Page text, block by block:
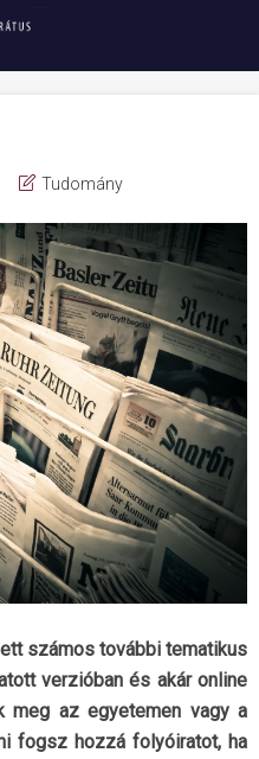
Tudomány
számos további tematikus
verzióban és akár online
meg az egyetemen vagy a
fogsz hozzá folyóiratot, ha